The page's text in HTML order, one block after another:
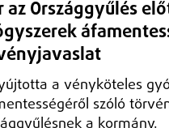
az Országgyűlés
a vényköteles
szóló
a kormány.